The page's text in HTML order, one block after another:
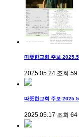
따뜻한교회 주보
2025.05.24 조회 59
따뜻한교회 주보
2025.05.17 조회 64